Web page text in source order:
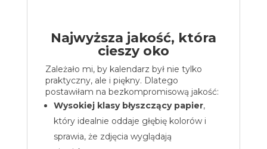
Najwyższa jakość, która
cieszy oko
Zależało mi, by kalendarz był nie tylko
praktyczny, ale i piękny. Dlatego
postawiłam na bezkompromisową jakość:
Wysokiej klasy błyszczący papier,
który idealnie oddaje głębię kolorów i
sprawia, że zdjęcia wyglądają